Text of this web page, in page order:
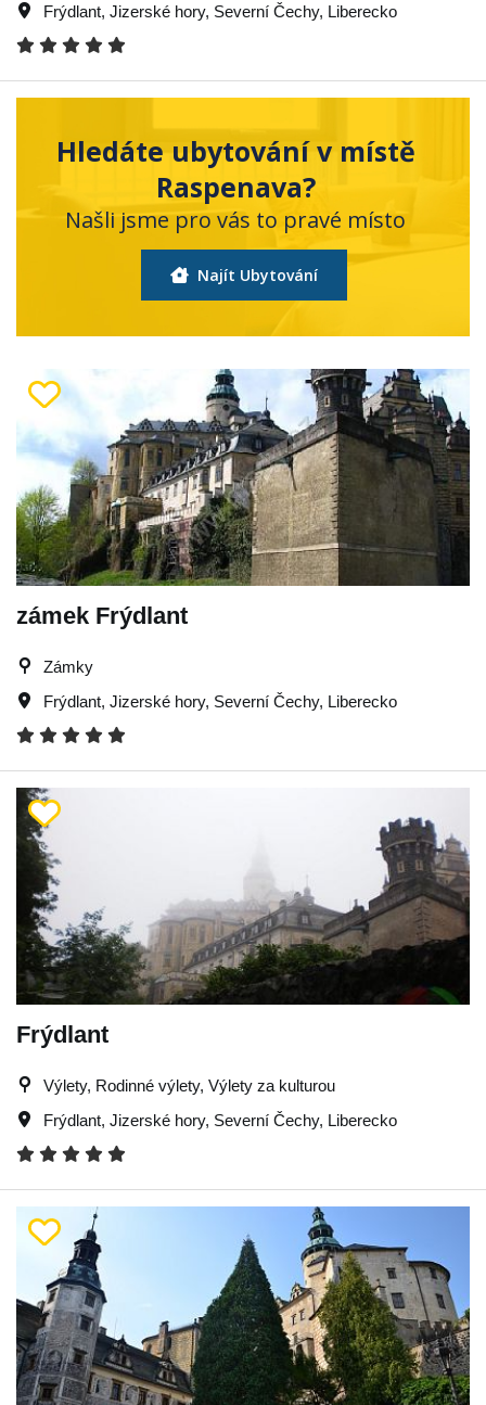
Frýdlant, Jizerské hory, Severní Čechy, Liberecko
Hledáte ubytování v místě
Raspenava?
Našli jsme pro vás to pravé místo
Najít Ubytování
zámek Frýdlant
Zámky
Frýdlant, Jizerské hory, Severní Čechy, Liberecko
Frýdlant
Výlety, Rodinné výlety, Výlety za kulturou
Frýdlant, Jizerské hory, Severní Čechy, Liberecko